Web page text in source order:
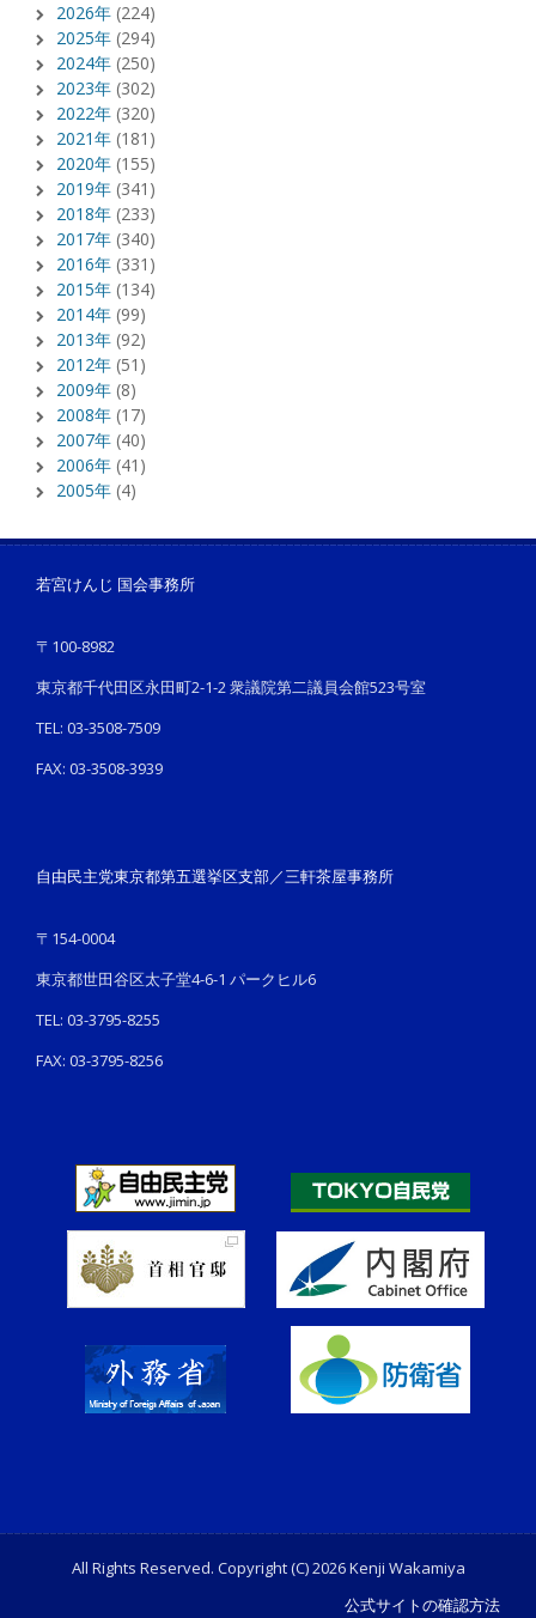
2026年 (224)
2025年 (294)
2024年 (250)
2023年 (302)
2022年 (320)
2021年 (181)
2020年 (155)
2019年 (341)
2018年 (233)
2017年 (340)
2016年 (331)
2015年 (134)
2014年 (99)
2013年 (92)
2012年 (51)
2009年 (8)
2008年 (17)
2007年 (40)
2006年 (41)
2005年 (4)
若宮けんじ 国会事務所
〒100-8982
東京都千代田区永田町2-1-2 衆議院第二議員会館523号室
TEL: 03-3508-7509
FAX: 03-3508-3939
自由民主党東京都第五選挙区支部／三軒茶屋事務所
〒154-0004
東京都世田谷区太子堂4-6-1 パークヒル6
TEL: 03-3795-8255
FAX: 03-3795-8256
All Rights Reserved. Copyright (C) 2026 Kenji Wakamiya
公式サイトの確認方法